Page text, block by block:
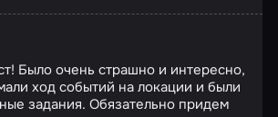
Было очень страшно и интересно,
ход событий на локации и были
задания. Обязательно придем